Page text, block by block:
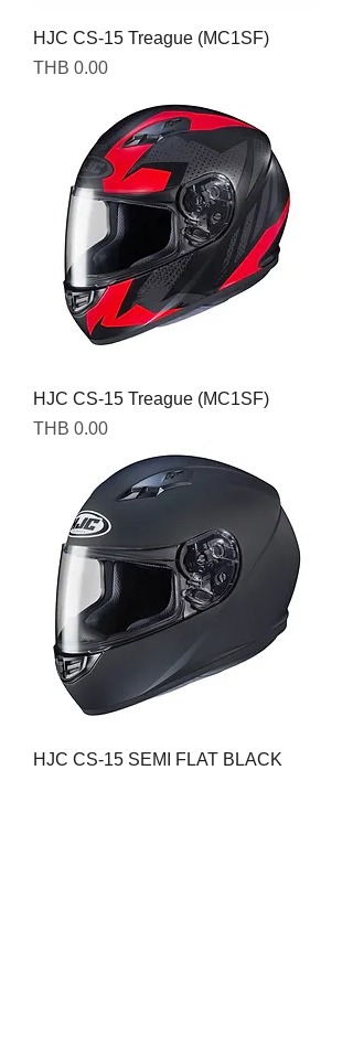
HJC CS-15 Treague (MC1SF)
Price
THB 0.00
HJC CS-15 Treague (MC1SF)
Price
THB 0.00
HJC CS-15 SEMI FLAT BLACK